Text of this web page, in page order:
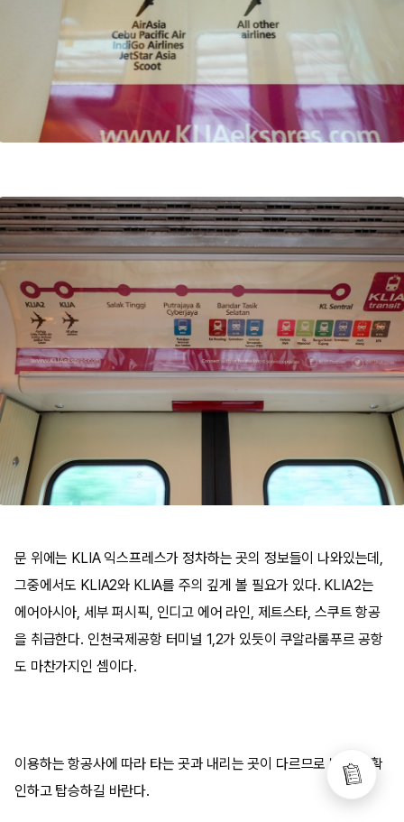
문 위에는 KLIA 익스프레스가 정차하는 곳의 정보들이 나와있는데,
그중에서도 KLIA2와 KLIA를 주의 깊게 볼 필요가 있다. KLIA2는
에어아시아, 세부 퍼시픽, 인디고 에어 라인, 제트스타, 스쿠트 항공
을 취급한다. 인천국제공항 터미널 1,2가 있듯이 쿠알라룸푸르 공항
도 마찬가지인 셈이다.
이용하는 항공사에 따라 타는 곳과 내리는 곳이 다르므로 반드시 확
인하고 탑승하길 바란다.